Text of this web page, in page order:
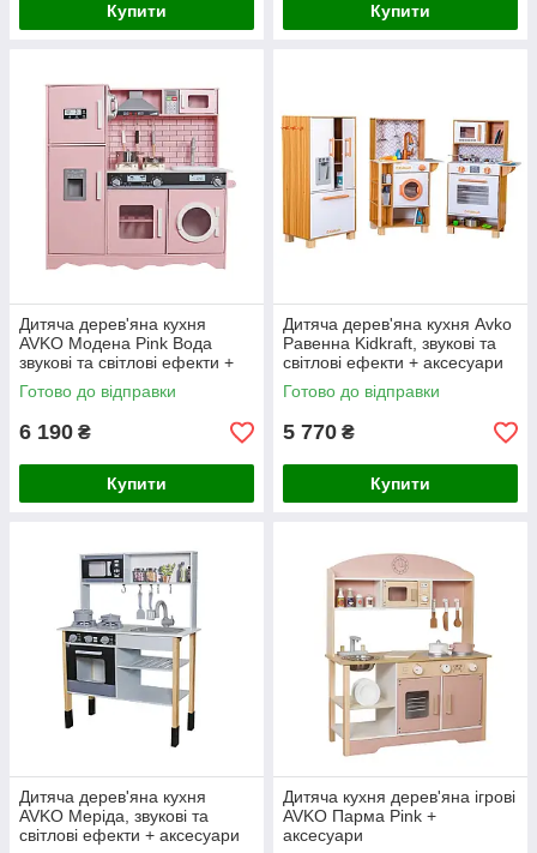
Купити Купити
Дитяча дерев'яна кухня
AVKO Модена Pink Вода
звукові та світлові ефекти +
аксесуари
Готово до відправки
6 190 ₴
Купити
Дитяча дерев'яна кухня Avko
Равенна Kidkraft, звукові та
світлові ефекти + аксесуари
Готово до відправки
5 770 ₴
Купити
Дитяча дерев'яна кухня
AVKO Меріда, звукові та
світлові ефекти + аксесуари
Дитяча кухня дерев'яна ігрові
AVKO Парма Pink +
аксесуари